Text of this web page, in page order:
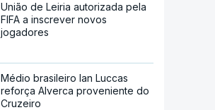
União de Leiria autorizada pela
FIFA a inscrever novos
jogadores
Médio brasileiro Ian Luccas
reforça Alverca proveniente do
Cruzeiro